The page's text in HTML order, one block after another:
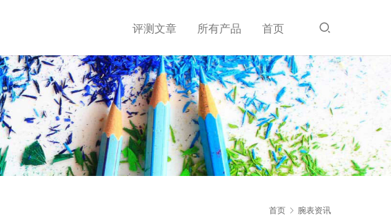
评测文章 所有产品 首页
首页 腕表资讯